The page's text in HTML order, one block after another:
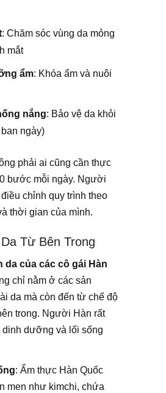
: Chăm sóc vùng da mỏng
mắt
ẩm: Khóa ẩm và nuôi
nắng: Bảo vệ da khỏi
ngày)
phải ai cũng cần thực
bước mỗi ngày. Người
chỉnh quy trình theo
thời gian của mình.
Từ Bên Trong
da của các cô gái Hàn
chỉ nằm ở các sản
da mà còn đến từ chế độ
trong. Người Hàn rất
dinh dưỡng và lối sống
: Ẩm thực Hàn Quốc
men như kimchi, chứa